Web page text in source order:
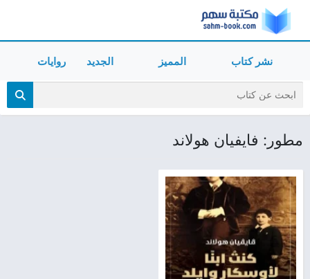
نشر كتاب المميز الجديد روايات
مطور: فايفيان هولاند